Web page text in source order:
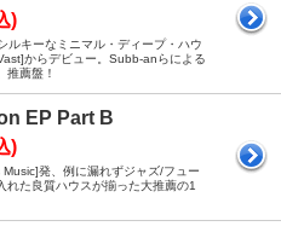
)
ルキーなミニマル・ディープ・ハウ
からデビュー。Subb-anらによる
推薦盤！
EP Part B
)
発、例に漏れずジャズ/フュー
れた良質ハウスが揃った大推薦の1